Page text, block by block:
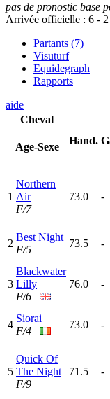
pas de pronostic base
Arrivée officielle : 6 - 2
Partants (7)
Visuturf
Equidegraph
Rapports
aide
Cheval
Age-Sexe
Hand.
1
Northern
Air
F/7
73.0 -
2
Best Night
F/5
73.5 -
3
Blackwater
Lilly
F/6
76.0 -
4
Siorai
F/4
73.0 -
5
Quick Of
The Night
F/9
71.5 -